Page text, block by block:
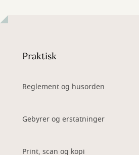
Praktisk
Reglement og husorden
Gebyrer og erstatninger
Print, scan og kopi